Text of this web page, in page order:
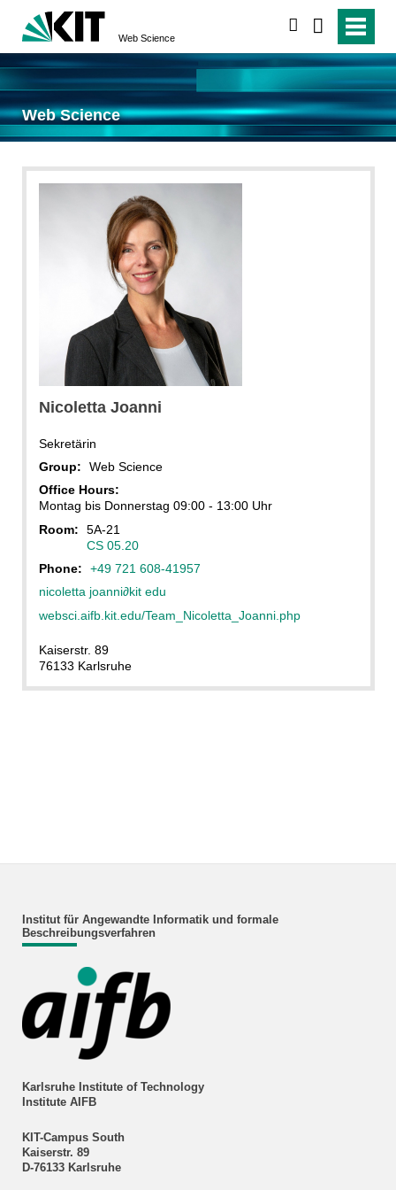
Web Science
Web Science
Nicoletta Joanni
Sekretärin
Group:
Web Science
Office Hours:
Montag bis Donnerstag 09:00 - 13:00 Uhr
Room:
5A-21
CS 05.20
Phone:
+49 721 608-41957
nicoletta joanni∂kit edu
websci.aifb.kit.edu/Team_Nicoletta_Joanni.php
Kaiserstr. 89
76133 Karlsruhe
Institut für Angewandte Informatik und formale
Beschreibungsverfahren
Karlsruhe Institute of Technology
Institute AIFB
KIT-Campus South
Kaiserstr. 89
D-76133 Karlsruhe